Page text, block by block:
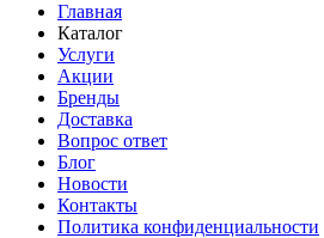
Главная
Каталог
Услуги
Акции
Бренды
Доставка
Вопрос ответ
Блог
Новости
Контакты
Политика конфиденциальности